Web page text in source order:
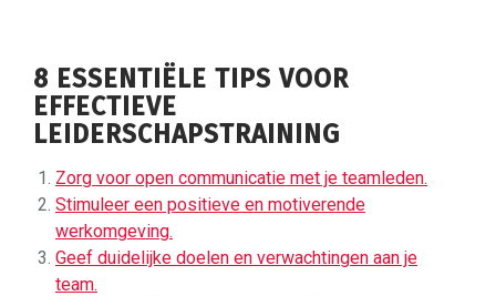
8 ESSENTIËLE TIPS VOOR
EFFECTIEVE
LEIDERSCHAPSTRAINING
Zorg voor open communicatie met je teamleden.
Stimuleer een positieve en motiverende
werkomgeving.
Geef duidelijke doelen en verwachtingen aan je
team.